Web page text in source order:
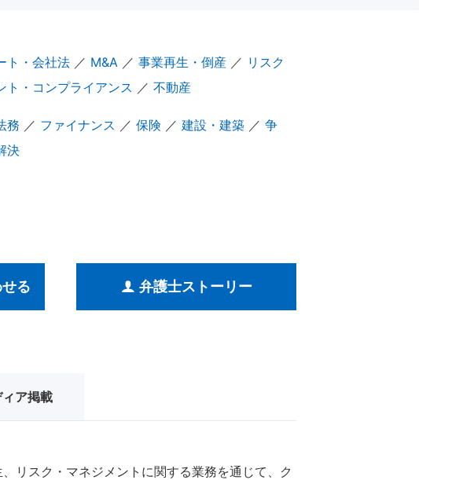
ト・会社法／ M&A／ 事業再生・倒産／ リスク
ト・コンプライアンス ／ 不動産
務 ／ ファイナンス ／ 保険 ／ 建設・建築／ 争
決
る 弁護士ストーリー
ア掲載
リスク・マネジメントに関する業務を通じて、ク